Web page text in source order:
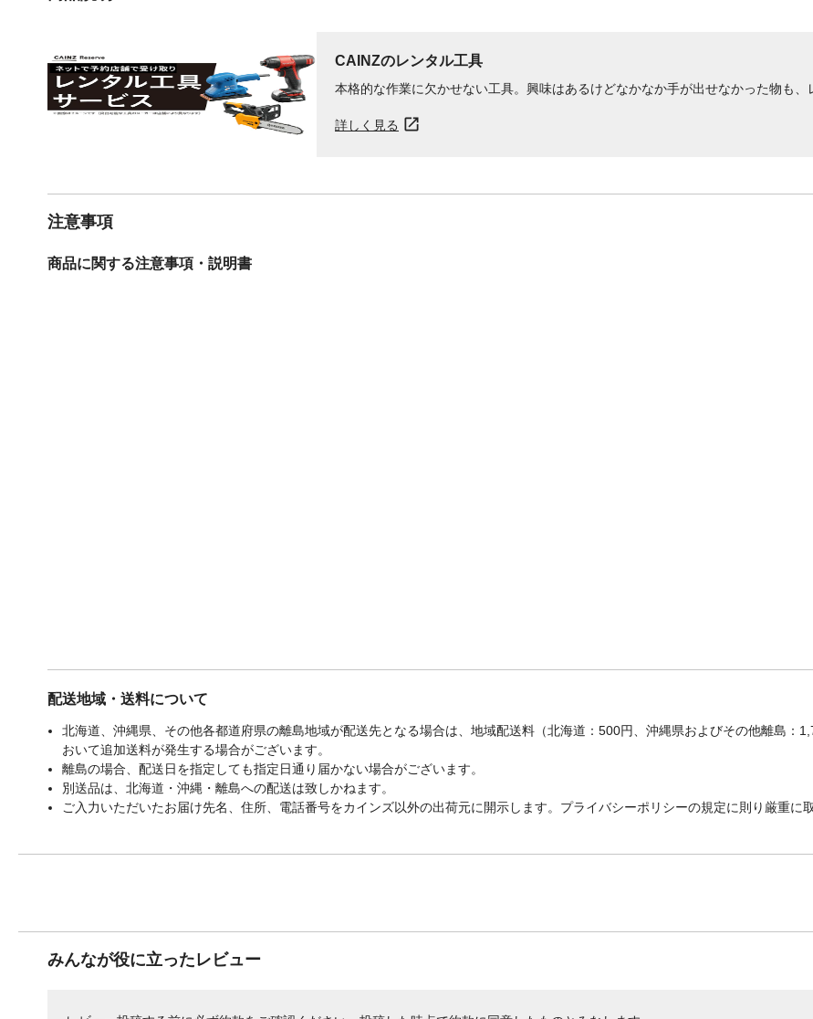
CAINZのレンタル工具
本格的な作業に欠かせない工具。興味はあるけどなかなか手が出せなかった物も、
詳しく見る
注意事項
商品に関する注意事項・説明書
配送地域・送料について
北海道、沖縄県、その他各都道府県の離島地域が配送先となる場合は、地域配送料（北海道：500円、沖縄県およびその他離島：
おいて追加送料が発生する場合がございます。
離島の場合、配送日を指定しても指定日通り届かない場合がございます。
別送品は、北海道・沖縄・離島への配送は致しかねます。
ご入力いただいたお届け先名、住所、電話番号をカインズ以外の出荷元に開示します。プライバシーポリシーの規定に則り厳重に
みんなが役に立ったレビュー